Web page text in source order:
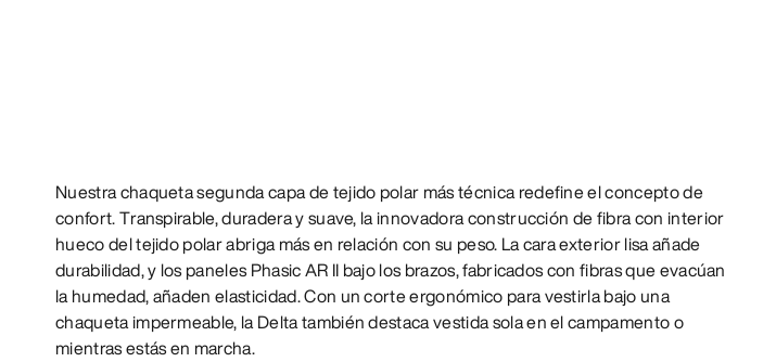
Nuestra chaqueta segunda capa de tejido polar más técnica redefine el concepto de
confort. Transpirable, duradera y suave, la innovadora construcción de fibra con interior
hueco del tejido polar abriga más en relación con su peso. La cara exterior lisa añade
durabilidad, y los paneles Phasic AR II bajo los brazos, fabricados con fibras que evacúan
la humedad, añaden elasticidad. Con un corte ergonómico para vestirla bajo una
chaqueta impermeable, la Delta también destaca vestida sola en el campamento o
mientras estás en marcha.